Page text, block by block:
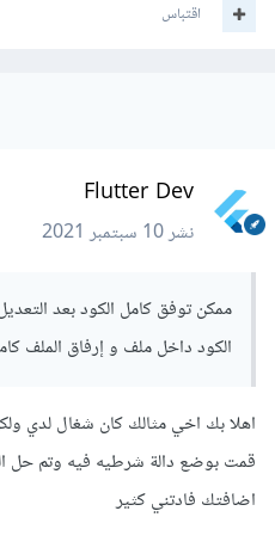
اقتباس
Flutter Dev
نشر10 سبتمبر 2021
ممكن توفق كامل الكود بعد
الكود داخل ملف و إرفاق الملف
اهلا بك اخي مثالك كان شغال لدي
قمت بوضع دالة شرطيه فيه وتم حل
اضافتك فادتني كثير